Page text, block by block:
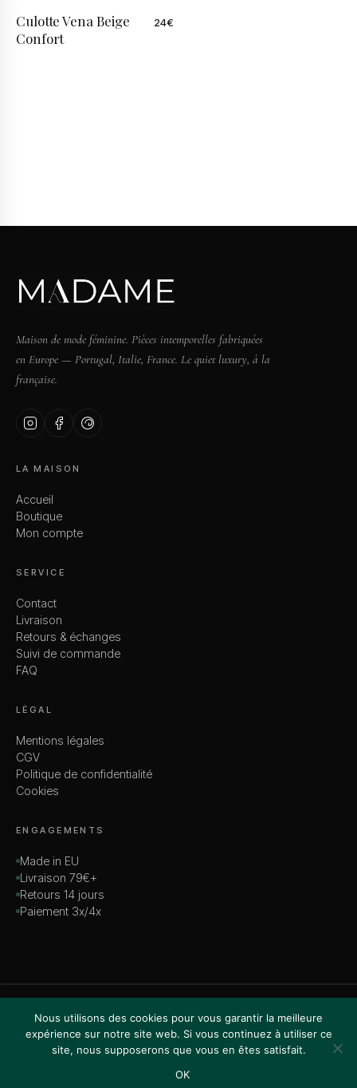
Recherche
Culotte Vena Beige
Confort
24€
Maison de mode féminine. Pièces intemporelles fabriquées
en Europe — Portugal, Italie, France. Le quiet luxury, à la
française.
LA MAISON
Accueil
Boutique
Mon compte
SERVICE
Contact
Livraison
Retours & échanges
Suivi de commande
FAQ
LÉGAL
Mentions légales
CGV
Politique de confidentialité
Cookies
ENGAGEMENTS
Made in EU
Livraison 79€+
Retours 14 jours
Paiement 3x/4x
VISA · MASTERCARD · AMEX · PAYPAL
Nous utilisons des cookies pour vous garantir la meilleure
expérience sur notre site web. Si vous continuez à utiliser ce
site, nous supposerons que vous en êtes satisfait.
OK